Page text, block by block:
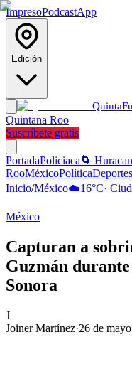
ImpresoPodcastApp
Edición
Quinta
Quintana Roo
Suscríbete gratis
PortadaPoliciaca 🌀
RooMéxicoPolíticaDeportes
Inicio/México☁️16°C·
México
Capturan a
Guzmán
Sonora
J
Joiner Martínez·26 de